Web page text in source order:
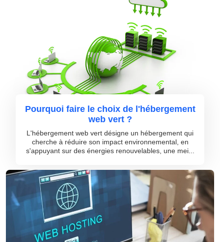
Pourquoi faire le choix de l'hébergement
web vert ?
L'hébergement web vert désigne un hébergement qui
cherche à réduire son impact environnemental, en
s'appuyant sur des énergies renouvelables, une mei...